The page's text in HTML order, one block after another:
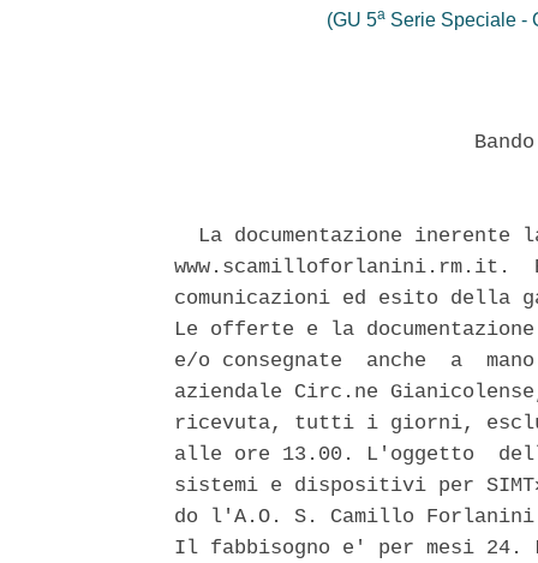
(GU 5a Serie Speciale -
La documentazione inerente
www.scamilloforlanini.rm.it.
comunicazioni ed esito della
Le offerte e la
e/o consegnate  anche  a
aziendale Circ.ne
ricevuta, tutti i giorni,
alle ore 13.00. L'oggetto
sistemi e dispositivi per
do l'A.O. S. Camillo
Il fabbisogno e' per mesi